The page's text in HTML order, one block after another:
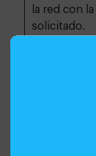
la red con
solicitado.
Se
obtenida,
la cookie